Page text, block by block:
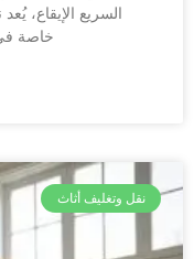
السريع الإيقاع،
خاصة
نقل وتغليف أثاث